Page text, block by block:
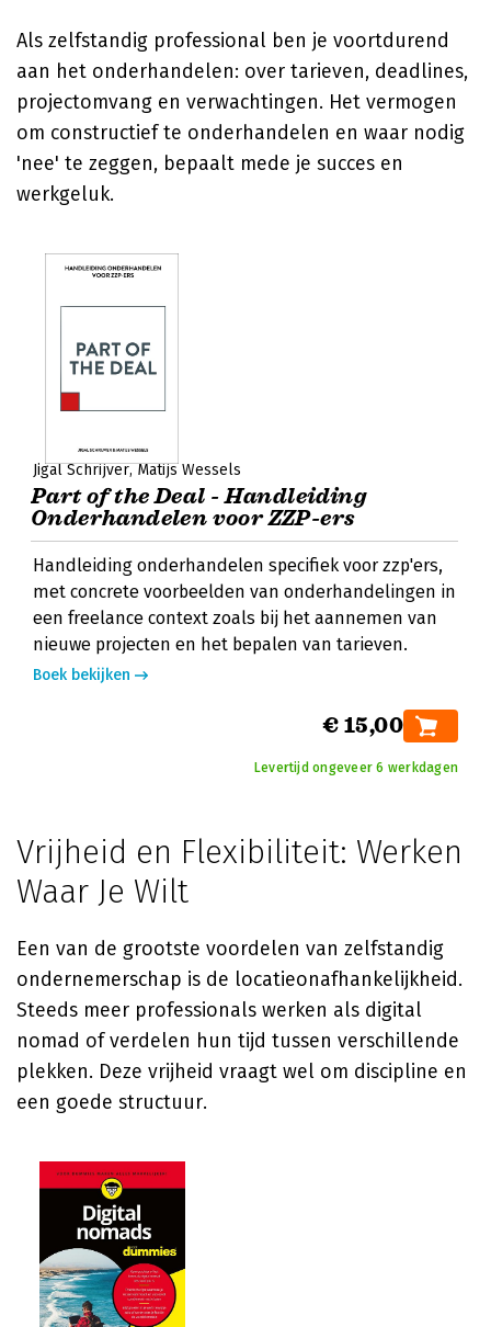
Als zelfstandig professional ben je voortdurend
aan het onderhandelen: over tarieven, deadlines,
projectomvang en verwachtingen. Het vermogen
om constructief te onderhandelen en waar nodig
'nee' te zeggen, bepaalt mede je succes en
werkgeluk.
Jigal Schrijver Matijs Wessels
Part of the Deal - Handleiding
Onderhandelen voor ZZP-ers
Handleiding onderhandelen specifiek voor zzp'ers,
met concrete voorbeelden van onderhandelingen in
een freelance context zoals bij het aannemen van
nieuwe projecten en het bepalen van tarieven.
Boek bekijken
€ 15,00
Levertijd ongeveer 6 werkdagen
Vrijheid en Flexibiliteit: Werken
Waar Je Wilt
Een van de grootste voordelen van zelfstandig
ondernemerschap is de locatieonafhankelijkheid.
Steeds meer professionals werken als digital
nomad of verdelen hun tijd tussen verschillende
plekken. Deze vrijheid vraagt wel om discipline en
een goede structuur.